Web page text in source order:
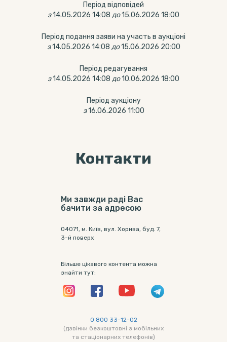
Період відповідей
з14.05.2026 14:08 до15.06.2026 18:00
Період подання заяви на участь в аукціоні
з 14.05.2026 14:08 до 15.06.2026 20:00
Період редагування
з14.05.2026 14:08 до10.06.2026 18:00
Період аукціону
з 16.06.2026 11:00
Контакти
Ми завжди раді Вас
бачити за адресою
04071, м. Київ, вул. Хорива, буд. 7,
3-й поверх
Більше цікавого контента можна
знайти тут:
0 800 33-12-02
(дзвінки безкоштовні з мобільних
та стаціонарних телефонів)